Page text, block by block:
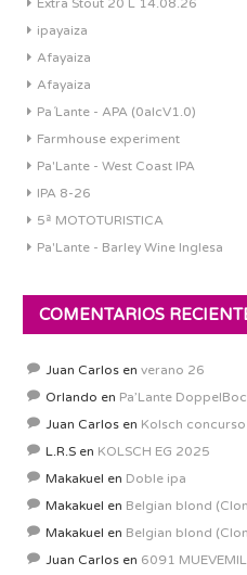
Extra Stout 20 L 14.08.26
ipayaiza
Afayaiza
Afayaiza
Pa´Lante - APA (0alcV1.0)
Farmhouse experiment
Pa'Lante - West Coast IPA
IPA 8-26
5ª MOTOTURISTICA
Pa'Lante - Barley Wine Inglesa
COMENTARIOS
Juan Carlos en verano 26
Orlando en Pa’Lante
Juan Carlos en Kolsch concurso
L.R.S en KOLSCH EG 2025
Makakuel en Doble ipa
Makakuel en Belgian blond
Makakuel en Belgian blond
Juan Carlos en 6091 MUEVEMIL